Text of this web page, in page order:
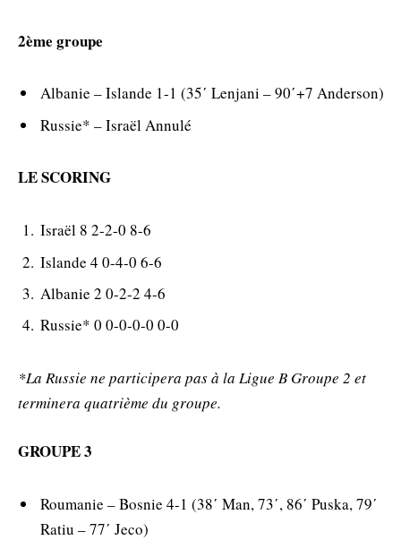
2ème groupe
Albanie – Islande 1-1 (35΄ Lenjani – 90΄+7 Anderson)
Russie* – Israël Annulé
LE SCORING
Israël 8 2-2-0 8-6
Islande 4 0-4-0 6-6
Albanie 2 0-2-2 4-6
Russie* 0 0-0-0-0 0-0
*La Russie ne participera pas à la Ligue B Groupe 2 et
terminera quatrième du groupe.
GROUPE 3
Roumanie – Bosnie 4-1 (38΄ Man, 73΄, 86΄ Puska, 79΄
Ratiu – 77΄ Jeco)